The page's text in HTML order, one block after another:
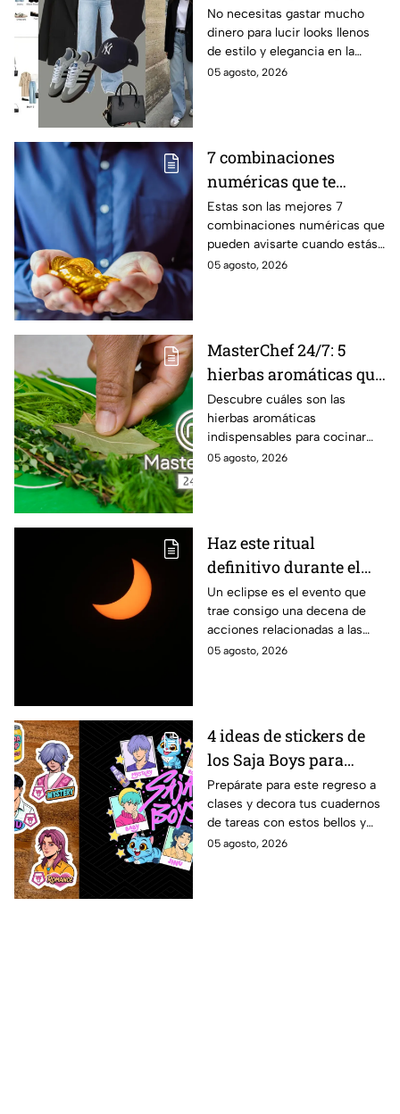
este regreso a clases
2026? Lucirás
sofisticada y elegante
con prendas básicas
No necesitas gastar mucho
dinero para lucir looks llenos
de estilo y elegancia en la
escuela, solo prendas básicas
05 agosto, 2026
7 combinaciones
numéricas que te
avisan que un milagro
económico está en
camino
Estas son las mejores 7
combinaciones numéricas que
pueden avisarte cuando estás
a punto de vivir un milagro en
05 agosto, 2026
MasterChef 24/7: 5
hierbas aromáticas que
no pueden faltar en tu
cocina para dar más
sabor a tus platillos
Descubre cuáles son las
hierbas aromáticas
indispensables para cocinar
como en MasterChef 24/7.
05 agosto, 2026
Haz este ritual
definitivo durante el
eclipse de agosto para
encontrar el amor
Un eclipse es el evento que
trae consigo una decena de
acciones relacionadas a las
energías. Por eso se anima a
05 agosto, 2026
4 ideas de stickers de
los Saja Boys para
forrar libretas de tareas
para este regreso a
clases
Prepárate para este regreso a
clases y decora tus cuadernos
de tareas con estos bellos y
divertidos stickers de los Saja
05 agosto, 2026